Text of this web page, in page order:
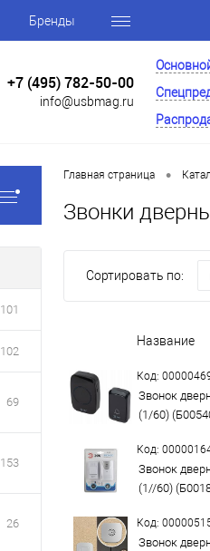
Бренды
+7 (495) 782-50-00
info@usbmag.ru
101
102
69
153
26
Главная страница •
Звонки
Сортировать по:
Название
Код:
Звонок
(1/60)
Код:
Звонок
(1//60)
Код:
Звонок